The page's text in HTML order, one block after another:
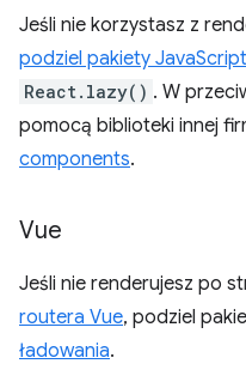
Jeśli nie korzystasz z
podziel pakiety JavaScript
React.lazy() . W
pomocą biblioteki innej
components.
Vue
Jeśli nie renderujesz po
routera Vue, podziel
ładowania.